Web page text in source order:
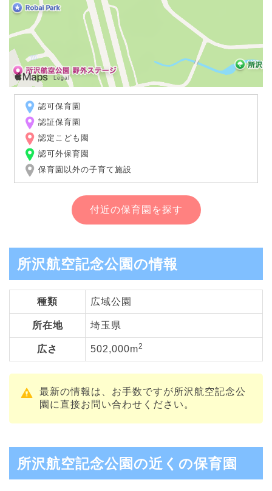
認可保育園
認証保育園
認定こども園
認可外保育園
保育園以外の子育て施設
付近の保育園を探す
所沢航空記念公園の情報
種類 広域公園
所在地 埼玉県
広さ 502,000m2
最新の情報は、お手数ですが所沢航空記念公
園に直接お問い合わせください。
所沢航空記念公園の近くの保育園